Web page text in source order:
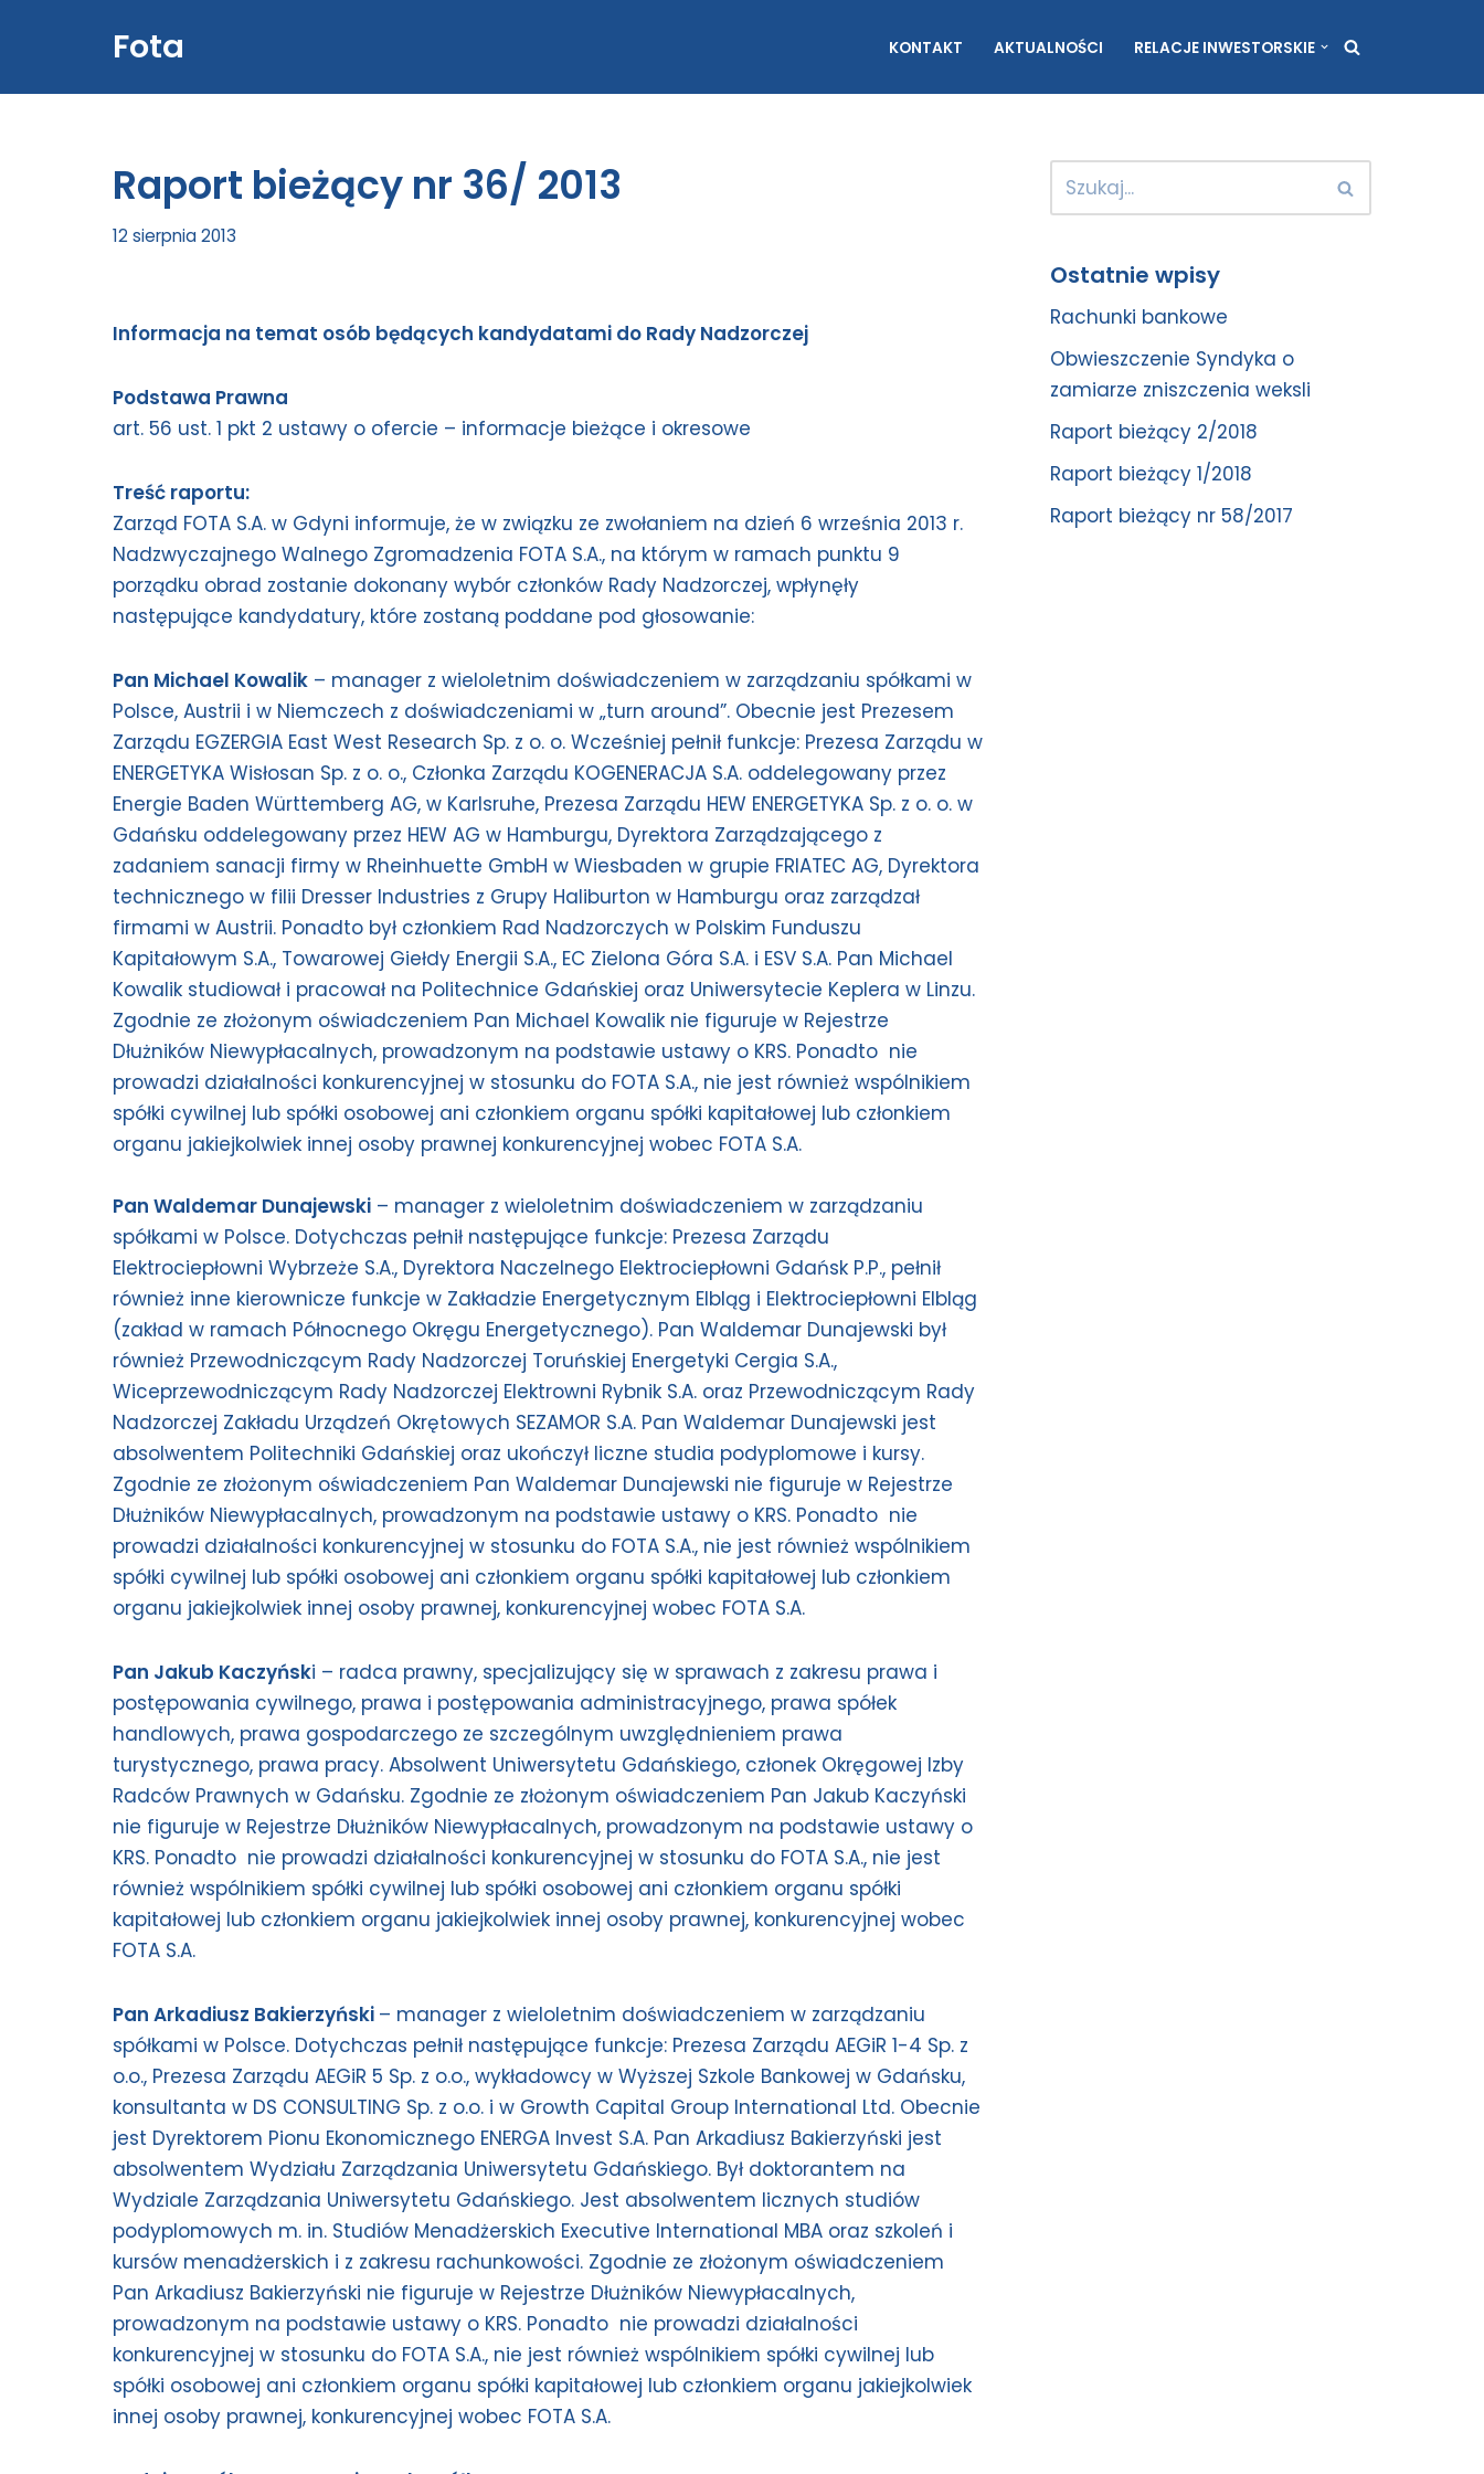
do
Fota KONTAKT AKTUALNOŚCI RELACJE INWESTORSKIE
Raport bieżący nr 36/ 2013
12 sierpnia 2013
Informacja na temat osób będących kandydatami do Rady Nadzorczej
Podstawa Prawna
art. 56 ust. 1 pkt 2 ustawy o ofercie – informacje bieżące i okresowe
Treść raportu:
Zarząd FOTA S.A. w Gdyni informuje, że w związku ze zwołaniem na dzień 6 września 2013 r.
Nadzwyczajnego Walnego Zgromadzenia FOTA S.A., na którym w ramach punktu 9
porządku obrad zostanie dokonany wybór członków Rady Nadzorczej, wpłynęły
następujące kandydatury, które zostaną poddane pod głosowanie:
Pan Michael Kowalik – manager z wieloletnim doświadczeniem w zarządzaniu spółkami w
Polsce, Austrii i w Niemczech z doświadczeniami w „turn around”. Obecnie jest Prezesem
Zarządu EGZERGIA East West Research Sp. z o. o. Wcześniej pełnił funkcje: Prezesa Zarządu w
ENERGETYKA Wisłosan Sp. z o. o., Członka Zarządu KOGENERACJA S.A. oddelegowany przez
Energie Baden Württemberg AG, w Karlsruhe, Prezesa Zarządu HEW ENERGETYKA Sp. z o. o. w
Gdańsku oddelegowany przez HEW AG w Hamburgu, Dyrektora Zarządzającego z
zadaniem sanacji firmy w Rheinhuette GmbH w Wiesbaden w grupie FRIATEC AG, Dyrektora
technicznego w filii Dresser Industries z Grupy Haliburton w Hamburgu oraz zarządzał
firmami w Austrii. Ponadto był członkiem Rad Nadzorczych w Polskim Funduszu
Kapitałowym S.A., Towarowej Giełdy Energii S.A., EC Zielona Góra S.A. i ESV S.A. Pan Michael
Kowalik studiował i pracował na Politechnice Gdańskiej oraz Uniwersytecie Keplera w Linzu.
Zgodnie ze złożonym oświadczeniem Pan Michael Kowalik nie figuruje w Rejestrze
Dłużników Niewypłacalnych, prowadzonym na podstawie ustawy o KRS. Ponadto nie
prowadzi działalności konkurencyjnej w stosunku do FOTA S.A., nie jest również wspólnikiem
spółki cywilnej lub spółki osobowej ani członkiem organu spółki kapitałowej lub członkiem
organu jakiejkolwiek innej osoby prawnej konkurencyjnej wobec FOTA S.A.
Pan Waldemar Dunajewski – manager z wieloletnim doświadczeniem w zarządzaniu
spółkami w Polsce. Dotychczas pełnił następujące funkcje: Prezesa Zarządu
Elektrociepłowni Wybrzeże S.A., Dyrektora Naczelnego Elektrociepłowni Gdańsk P.P., pełnił
również inne kierownicze funkcje w Zakładzie Energetycznym Elbląg i Elektrociepłowni Elbląg
(zakład w ramach Północnego Okręgu Energetycznego). Pan Waldemar Dunajewski był
również Przewodniczącym Rady Nadzorczej Toruńskiej Energetyki Cergia S.A.,
Wiceprzewodniczącym Rady Nadzorczej Elektrowni Rybnik S.A. oraz Przewodniczącym Rady
Nadzorczej Zakładu Urządzeń Okrętowych SEZAMOR S.A. Pan Waldemar Dunajewski jest
absolwentem Politechniki Gdańskiej oraz ukończył liczne studia podyplomowe i kursy.
Zgodnie ze złożonym oświadczeniem Pan Waldemar Dunajewski nie figuruje w Rejestrze
Dłużników Niewypłacalnych, prowadzonym na podstawie ustawy o KRS. Ponadto nie
prowadzi działalności konkurencyjnej w stosunku do FOTA S.A., nie jest również wspólnikiem
spółki cywilnej lub spółki osobowej ani członkiem organu spółki kapitałowej lub członkiem
organu jakiejkolwiek innej osoby prawnej, konkurencyjnej wobec FOTA S.A.
Pan Jakub Kaczyński – radca prawny, specjalizujący się w sprawach z zakresu prawa i
postępowania cywilnego, prawa i postępowania administracyjnego, prawa spółek
handlowych, prawa gospodarczego ze szczególnym uwzględnieniem prawa
turystycznego, prawa pracy. Absolwent Uniwersytetu Gdańskiego, członek Okręgowej Izby
Radców Prawnych w Gdańsku. Zgodnie ze złożonym oświadczeniem Pan Jakub Kaczyński
nie figuruje w Rejestrze Dłużników Niewypłacalnych, prowadzonym na podstawie ustawy o
KRS. Ponadto nie prowadzi działalności konkurencyjnej w stosunku do FOTA S.A., nie jest
również wspólnikiem spółki cywilnej lub spółki osobowej ani członkiem organu spółki
kapitałowej lub członkiem organu jakiejkolwiek innej osoby prawnej, konkurencyjnej wobec
FOTA S.A.
Pan Arkadiusz Bakierzyński – manager z wieloletnim doświadczeniem w zarządzaniu
spółkami w Polsce. Dotychczas pełnił następujące funkcje: Prezesa Zarządu AEGiR 1-4 Sp. z
o.o., Prezesa Zarządu AEGiR 5 Sp. z o.o., wykładowcy w Wyższej Szkole Bankowej w Gdańsku,
konsultanta w DS CONSULTING Sp. z o.o. i w Growth Capital Group International Ltd. Obecnie
jest Dyrektorem Pionu Ekonomicznego ENERGA Invest S.A. Pan Arkadiusz Bakierzyński jest
absolwentem Wydziału Zarządzania Uniwersytetu Gdańskiego. Był doktorantem na
Wydziale Zarządzania Uniwersytetu Gdańskiego. Jest absolwentem licznych studiów
podyplomowych m. in. Studiów Menadżerskich Executive International MBA oraz szkoleń i
kursów menadżerskich i z zakresu rachunkowości. Zgodnie ze złożonym oświadczeniem
Pan Arkadiusz Bakierzyński nie figuruje w Rejestrze Dłużników Niewypłacalnych,
prowadzonym na podstawie ustawy o KRS. Ponadto nie prowadzi działalności
konkurencyjnej w stosunku do FOTA S.A., nie jest również wspólnikiem spółki cywilnej lub
spółki osobowej ani członkiem organu spółki kapitałowej lub członkiem organu jakiejkolwiek
innej osoby prawnej, konkurencyjnej wobec FOTA S.A.
Ostatnie wpisy
Rachunki bankowe
Obwieszczenie Syndyka o
zamiarze zniszczenia weksli
Raport bieżący 2/2018
Raport bieżący 1/2018
Raport bieżący nr 58/2017